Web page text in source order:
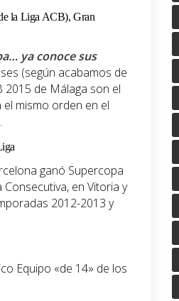
la Liga ACB), Gran
ya conoce sus
(según acabamos de
2015 de Málaga son el
mismo orden en el
ganó Supercopa
en Vitoria y
2012-2013 y
Equipo «de 14» de los